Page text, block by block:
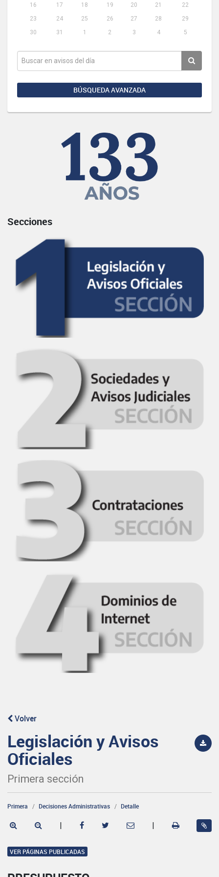
16
17 18 19 20 21
22
23
24 25 26 27 28
29
30
31 1 2 3 4 5
BÚSQUEDA AVANZADA
Secciones
Volver
Legislación y Avisos
Oficiales
Primera sección
Primera Decisiones Administrativas Detalle
| |
VER PÁGINAS PUBLICADAS